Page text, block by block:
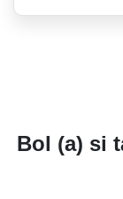
Bol (a) si